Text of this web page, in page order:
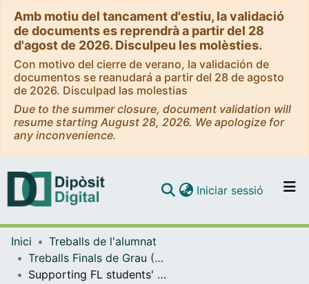
Amb motiu del tancament d'estiu, la validació
de documents es reprendrà a partir del 28
d'agost de 2026. Disculpeu les molèsties.
Con motivo del cierre de verano, la validación de
documentos se reanudará a partir del 28 de agosto
de 2026. Disculpad las molestias
Due to the summer closure, document validation will
resume starting August 28, 2026. We apologize for
any inconvenience.
Navega per tot el DD
Com publicar
Iniciar sessió (current)
Inici
Treballs de l'alumnat
Treballs Finals de Grau (TFG) - Estudis Anglesos
Supporting FL students' writing through metacognitive writing strategies